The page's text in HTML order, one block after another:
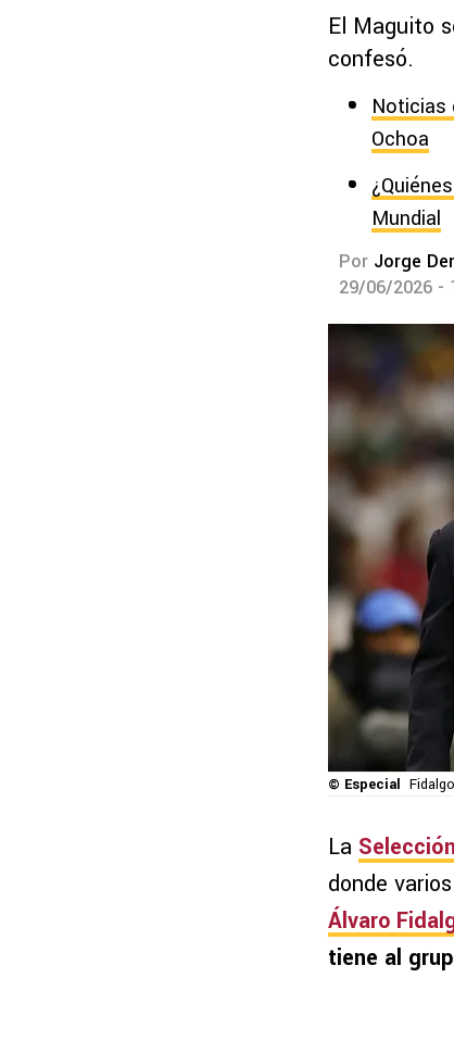
El Maguito
confesó.
Noticias
Ochoa
Mundial
Por Jorge
29/06/2026 -
© Especial
La
donde
Álvaro
tiene al